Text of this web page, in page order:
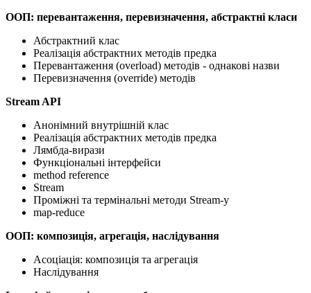
ООП: перевантаження, перевизначення, абстрактні класи
Абстрактний клас
Реалізація абстрактних методів предка
Перевантаження (overload) методів - однакові назви
Перевизначення (override) методів
Stream API
Анонімний внутрішній клас
Реалізація абстрактних методів предка
Лямбда-вирази
Функціональні інтерфейси
method reference
Stream
Проміжні та термінальні методи Stream-у
map-reduce
ООП: композиція, агрегація, наслідування
Асоціація: композиція та агрегація
Наслідування